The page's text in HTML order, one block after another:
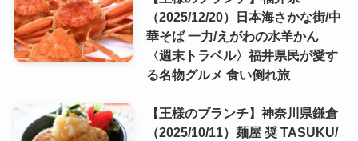
（2025/12/20）日本海さかな街/中
華そば 一力/えがわの水羊かん
〈週末トラベル〉福井県民が愛す
る名物グルメ 食い倒れ旅
【王様のブランチ】神奈川県鎌倉
（2025/10/11）麺屋 奨 TASUKU/